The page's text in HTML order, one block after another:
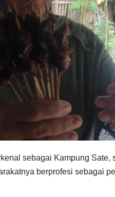
sebagai Kampung
berprofesi sebagai